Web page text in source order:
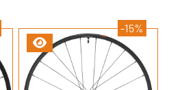
-15%